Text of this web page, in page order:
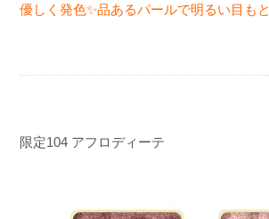
優しく発色✨品あるパールで明るい目もと
限定104 アフロディーテ